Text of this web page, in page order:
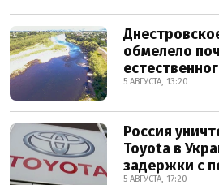
обмелело
5 АВГУСТА, 13:20
Россия
Toyota в
задержки с
5 АВГУСТА, 17:20